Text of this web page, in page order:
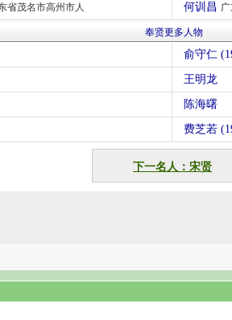
省茂名市高州市人 何训昌
奉贤更多人物
俞守仁
王明龙
陈海曙
费芝若
下一名人：宋贤